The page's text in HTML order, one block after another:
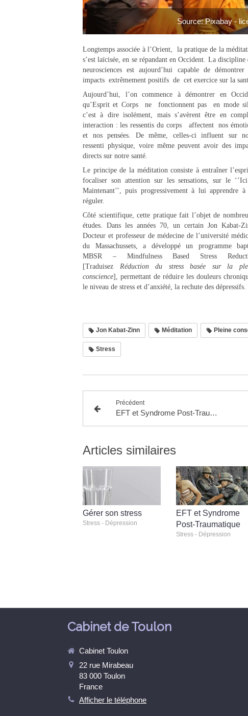
Source: Pixabay -
Longtemps associée à l’Orient, la pratique de la
s’est laïcisée, en se répandant en Occident. La discipline
neurosciences est aujourd’hui capable de démontrer
impacts extrêmement positifs de cet exercice sur la
Aujourd’hui, l’on commence à démontrer en
qu’Esprit et Corps ne fonctionnent pas en mode
c’est à dire isolément, mais s’avèrent être en
interaction : les ressentis du corps affectent nos
et nos pensées. De même, celles-ci influent sur
ressenti physique, voire même peuvent avoir des
directs sur notre santé.
Le principe de la méditation consiste à entraîner
focaliser son attention sur les sensations, sur le
Maintenant’’, puis progressivement à lui apprendre à
réguler.
Côté scientifique, cette pratique fait l’objet de
études. Dans les années 70, un certain Jon Kabat-
Docteur et professeur de médecine de l’université
du Massachussets, a développé un programme
MBSR – Mindfulness Based Stress
[Traduisez Réduction du stress basée sur la
conscience], permettant de réduire les douleurs
le niveau de stress et d’anxiété, la rechute des dépressifs.
Jon Kabat-Zinn Méditation Pleine
Stress
Précédent
EFT et Syndrome Post-Traumatique
Articles similaires
Gérer son stress
Stress - Dépression
EFT et Syndrome
Post-Traumatique
Stress - Dépression
Cabinet de Toulon
Cabinet Toulon
22 rue Mirabeau
83 000 Toulon
France
Afficher le téléphone